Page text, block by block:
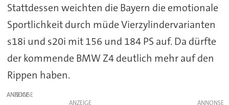
Stattdessen weichten die Bayern die emotionale
Sportlichkeit durch müde Vierzylindervarianten
s18i und s20i mit 156 und 184 PS auf. Da dürfte
der kommende BMW Z4 deutlich mehr auf den
Rippen haben.
ANZEIGE
ANZEIGE